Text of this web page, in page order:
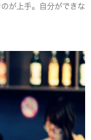
が上手。自分ができな